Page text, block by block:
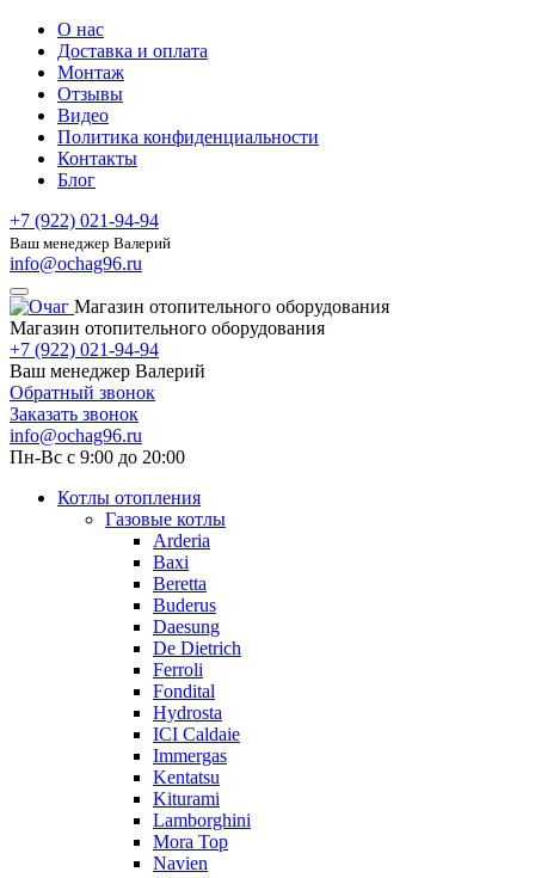
О нас
Доставка и оплата
Монтаж
Отзывы
Видео
Политика конфиденциальности
Контакты
Блог
+7 (922) 021-94-94
Ваш менеджер Валерий
info@ochag96.ru
Магазин отопительного оборудования
Магазин отопительного оборудования
+7 (922) 021-94-94
Ваш менеджер Валерий
Обратный звонок
Заказать звонок
info@ochag96.ru
Пн-Вс с 9:00 до 20:00
Котлы отопления
Газовые котлы
Arderia
Baxi
Beretta
Buderus
Daesung
De Dietrich
Ferroli
Fondital
Hydrosta
ICI Caldaie
Immergas
Kentatsu
Kiturami
Lamborghini
Mora Top
Navien